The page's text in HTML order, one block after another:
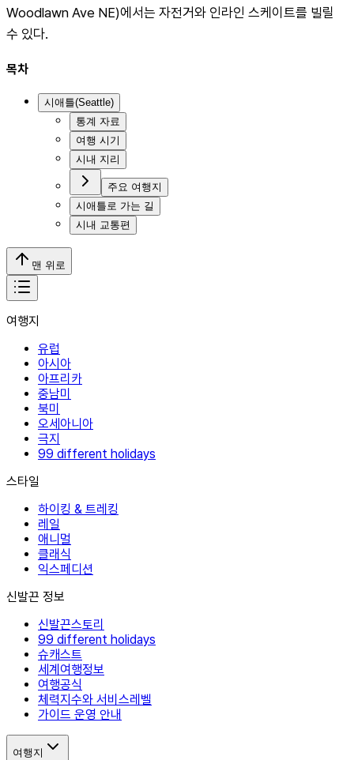
Woodlawn Ave NE)에서는 자전거와 인라인 스케이트를 빌릴
수 있다.
목차
시애틀(Seattle)
통계 자료
여행 시기
시내 지리
주요 여행지
시애틀로 가는 길
시내 교통편
맨 위로
여행지
유럽
아시아
아프리카
중남미
북미
오세아니아
극지
99 different holidays
스타일
하이킹 & 트레킹
레일
애니멀
클래식
익스페디션
신발끈 정보
신발끈스토리
99 different holidays
슈캐스트
세계여행정보
여행공식
체력지수와 서비스레벨
가이드 운영 안내
여행지